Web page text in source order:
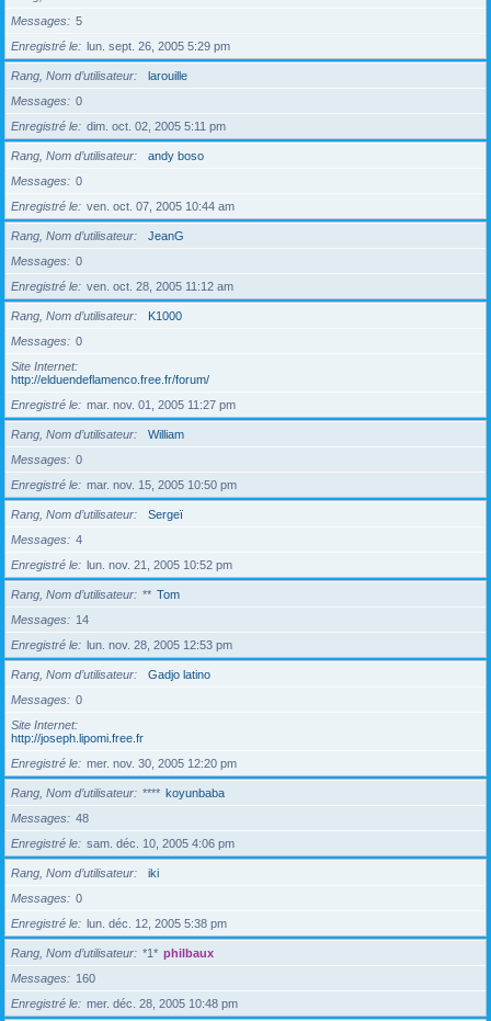
Messages
5
Enregistré le
lun. sept. 26, 2005 5:29 pm
Rang, Nom d’utilisateur
larouille
Messages
0
Enregistré le
dim. oct. 02, 2005 5:11 pm
Rang, Nom d’utilisateur
andy boso
Messages
0
Enregistré le
ven. oct. 07, 2005 10:44 am
Rang, Nom d’utilisateur
JeanG
Messages
0
Enregistré le
ven. oct. 28, 2005 11:12 am
Rang, Nom d’utilisateur
K1000
Messages
0
Site Internet
http://elduendeflamenco.free.fr/forum/
Enregistré le
mar. nov. 01, 2005 11:27 pm
Rang, Nom d’utilisateur
William
Messages
0
Enregistré le
mar. nov. 15, 2005 10:50 pm
Rang, Nom d’utilisateur
Sergeï
Messages
4
Enregistré le
lun. nov. 21, 2005 10:52 pm
Rang, Nom d’utilisateur ** Tom
Messages
14
Enregistré le
lun. nov. 28, 2005 12:53 pm
Rang, Nom d’utilisateur
Gadjo latino
Messages
0
Site Internet
http://joseph.lipomi.free.fr
Enregistré le
mer. nov. 30, 2005 12:20 pm
Rang, Nom d’utilisateur **** koyunbaba
Messages
48
Enregistré le
sam. déc. 10, 2005 4:06 pm
Rang, Nom d’utilisateur
iki
Messages
0
Enregistré le
lun. déc. 12, 2005 5:38 pm
Rang, Nom d’utilisateur *1* philbaux
Messages
160
Enregistré le
mer. déc. 28, 2005 10:48 pm